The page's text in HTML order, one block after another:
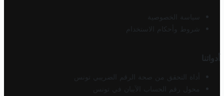
سياسة الخصوصية
شروط وأحكام الاستخدام
أدواتنا
أداة التحقق من صحة الرقم الضريبي تونس
محول رقم الحساب الآيبان في تونس